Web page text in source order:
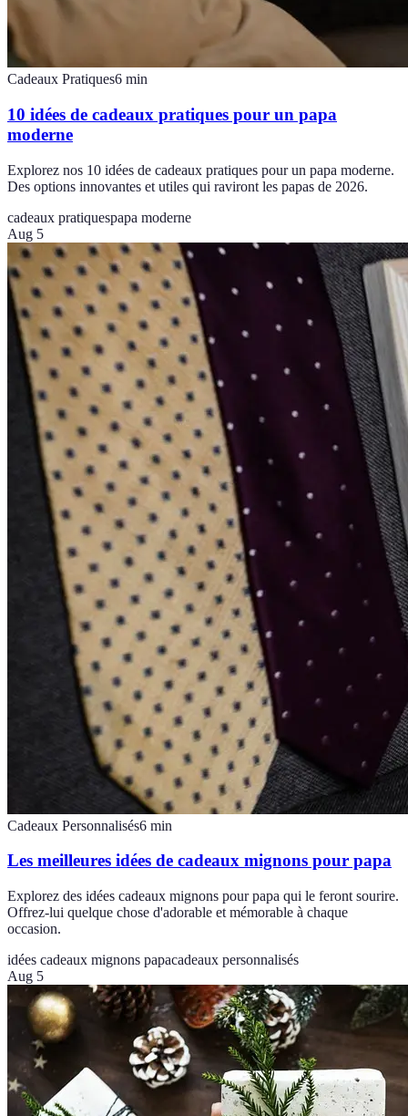
Cadeaux Pratiques6 min
10 idées de cadeaux pratiques pour un papa
moderne
Explorez nos 10 idées de cadeaux pratiques pour un papa moderne.
Des options innovantes et utiles qui raviront les papas de 2026.
cadeaux pratiquespapa moderne
Aug 5
Cadeaux Personnalisés6 min
Les meilleures idées de cadeaux mignons pour papa
Explorez des idées cadeaux mignons pour papa qui le feront sourire.
Offrez-lui quelque chose d'adorable et mémorable à chaque
occasion.
idées cadeaux mignons papacadeaux personnalisés
Aug 5